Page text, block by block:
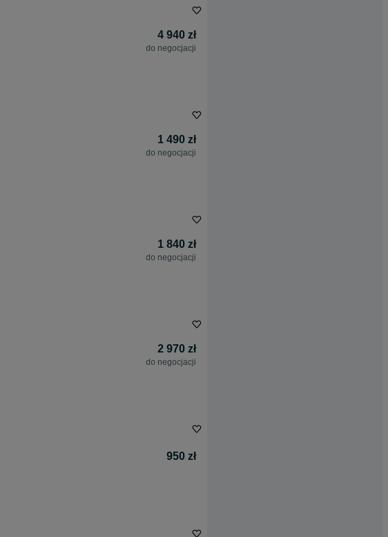
4 940 zł
do negocjacji
1 490 zł
do negocjacji
1 840 zł
do negocjacji
2 970 zł
do negocjacji
950 zł